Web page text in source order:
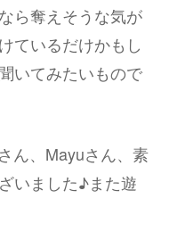
ら奪えそうな気が
ているだけかもし
いてみたいもので
ん、Mayuさん、素
いました♪また遊